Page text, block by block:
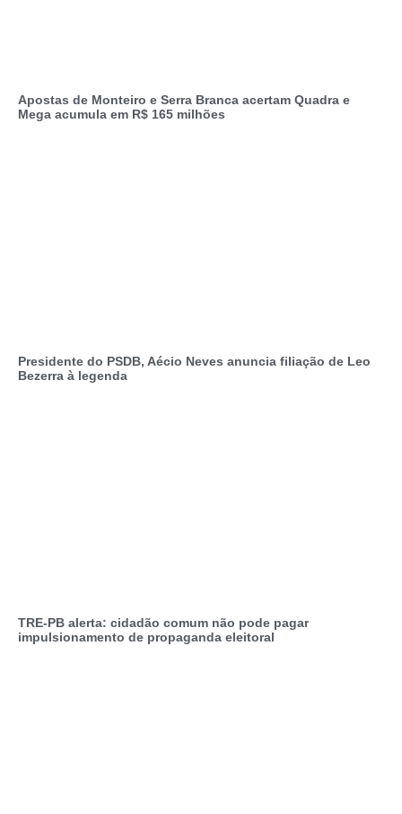
Apostas de Monteiro e Serra Branca acertam Quadra e
Mega acumula em R$ 165 milhões
Presidente do PSDB, Aécio Neves anuncia filiação de Leo
Bezerra à legenda
TRE-PB alerta: cidadão comum não pode pagar
impulsionamento de propaganda eleitoral